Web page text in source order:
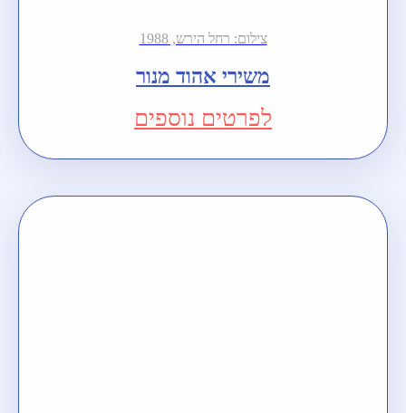
צילום: רחל הירש, 1988
משירי אהוד מנור
לפרטים נוספים